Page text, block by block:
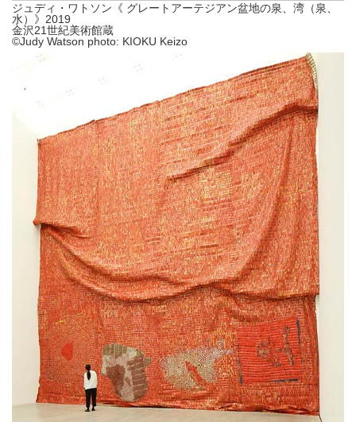
ジュディ・ワトソン《 グレートアーテジアン盆地の泉、湾（泉、
水）》2019
金沢21世紀美術館蔵
©Judy Watson photo: KIOKU Keizo